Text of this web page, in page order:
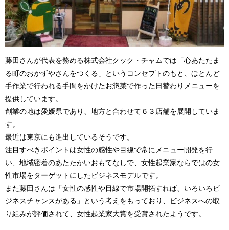
藤田さんが代表を務める株式会社クック・チャムでは「心あたたま
る町のおかずやさんをつくる」というコンセプトのもと、ほとんど
手作業で行われる手間をかけたお惣菜で作った日替わりメニューを
提供しています。
創業の地は愛媛県であり、地方と合わせて６３店舗を展開していま
す。
最近は東京にも進出しているそうです。
注目すべきポイントは女性の感性や目線で常にメニュー開発を行
い、地域密着のあたたかいおもてなしで、女性起業家ならではの女
性市場をターゲットにしたビジネスモデルです。
また藤田さんは「女性の感性や目線で市場開拓すれば、いろいろビ
ジネスチャンスがある」という考えをもっており、ビジネスへの取
り組みが評価されて、女性起業家大賞を受賞されたようです。